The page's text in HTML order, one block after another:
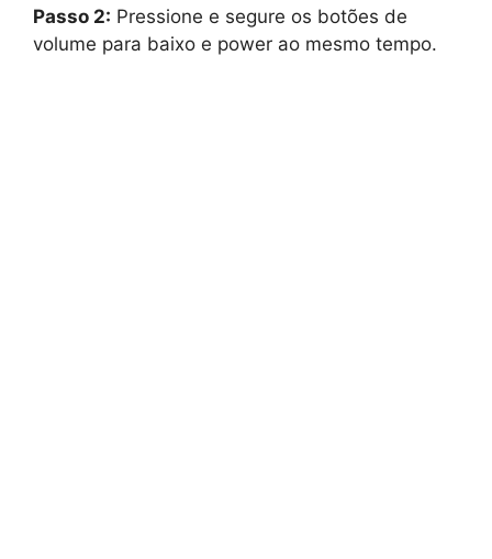
Passo 2: Pressione e segure os botões de
volume para baixo e power ao mesmo tempo.